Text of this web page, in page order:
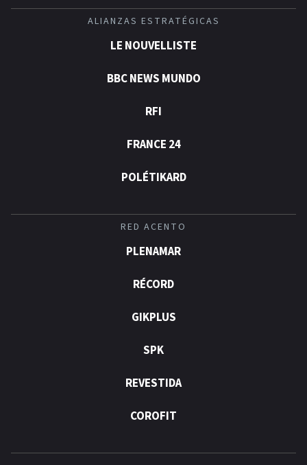
ALIANZAS ESTRATÉGICAS
LE NOUVELLISTE
BBC NEWS MUNDO
RFI
FRANCE 24
POLÉTIKARD
RED ACENTO
PLENAMAR
RÉCORD
GIKPLUS
SPK
REVESTIDA
COROFIT